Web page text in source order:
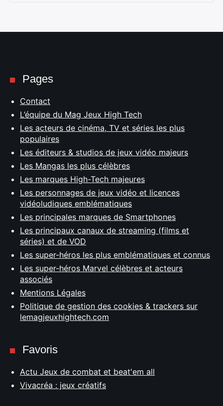
Pages
Contact
L’équipe du Mag Jeux High Tech
Les acteurs de cinéma, TV et séries les plus
populaires
Les éditeurs & studios de jeux vidéo majeurs
Les Mangas les plus célèbres
Les marques High-Tech majeures
Les personnages de jeux vidéo et licences
vidéoludiques emblématiques
Les principales marques de Smartphones
Les principaux canaux de streaming (films et
séries) et de VOD
Les super-héros les plus emblématiques et connus
Les super-héros Marvel célèbres et acteurs
associés
Mentions Légales
Politique de gestion des cookies & trackers sur
lemagjeuxhightech.com
Favoris
Actu Jeux de combat et beat'em all
Vivacréa : jeux créatifs